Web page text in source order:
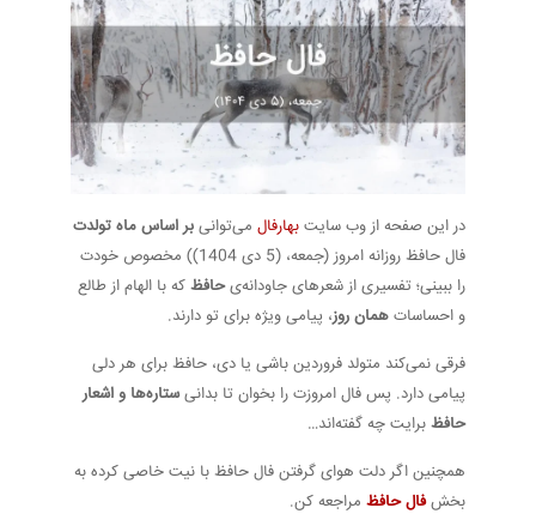
در این صفحه از وب سایت بهارفال می‌توانی بر اساس ماه تولدت
فال حافظ روزانه امروز (جمعه، (5 دی 1404)) مخصوص خودت
را ببینی؛ تفسیری از شعرهای جاودانه‌یحافظ که با الهام از طالع
و احساسات همان روز، پیامی ویژه برای تو دارند.
فرقی نمی‌کند متولد فروردین باشی یا دی، حافظ برای هر دلی
پیامی دارد. پس فال امروزت را بخوان تا بدانیستاره‌ها و اشعار
حافظ برایت چه گفته‌اند…
همچنین اگر دلت هوای گرفتن فال حافظ با نیت خاصی کرده به
بخشفال حافظ مراجعه کن.